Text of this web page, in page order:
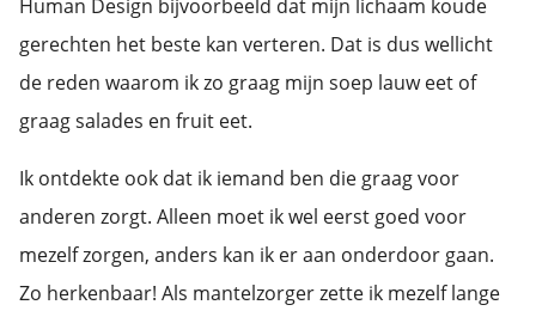
Human Design bijvoorbeeld dat mijn lichaam koude
gerechten het beste kan verteren. Dat is dus wellicht
de reden waarom ik zo graag mijn soep lauw eet of
graag salades en fruit eet.
Ik ontdekte ook dat ik iemand ben die graag voor
anderen zorgt. Alleen moet ik wel eerst goed voor
mezelf zorgen, anders kan ik er aan onderdoor gaan.
Zo herkenbaar! Als mantelzorger zette ik mezelf lange